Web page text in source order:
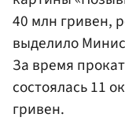
40 млн гривен,
выделило
За время
состоялась 11
гривен.